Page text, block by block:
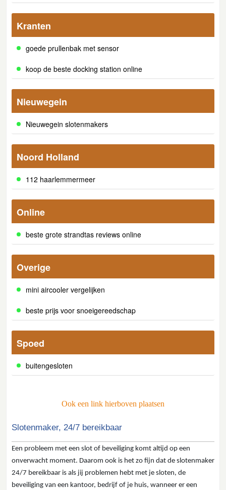
Kranten
goede prullenbak met sensor
koop de beste docking station online
Nieuwegein
Nieuwegein slotenmakers
Noord Holland
112 haarlemmermeer
Online
beste grote strandtas reviews online
Overige
mini aircooler vergelijken
beste prijs voor snoeigereedschap
Spoed
buitengesloten
Ook een link hierboven plaatsen
Slotenmaker, 24/7 bereikbaar
Een probleem met een slot of beveiliging komt altijd op een
onverwacht moment. Daarom ook is het zo fijn dat de slotenmaker
24/7 bereikbaar is als jij problemen hebt met je sloten, de
beveiliging van een kantoor, bedrijf of je huis, wanneer er een